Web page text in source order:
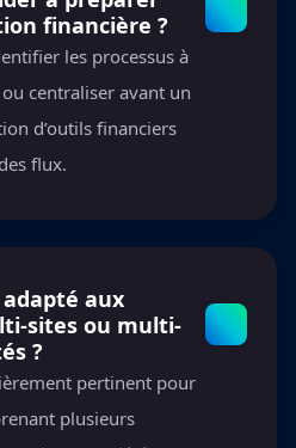
financière ?
les processus à
centraliser avant un
d’outils financiers
flux.
adapté aux
sites ou multi-
?
pertinent pour
plusieurs